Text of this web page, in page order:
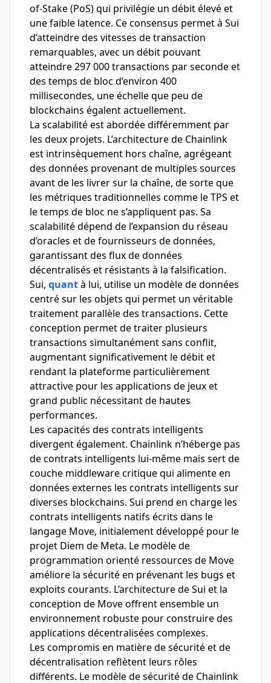
of-Stake (PoS) qui privilégie un débit élevé et
une faible latence. Ce consensus permet à Sui
d’atteindre des vitesses de transaction
remarquables, avec un débit pouvant
atteindre 297 000 transactions par seconde et
des temps de bloc d’environ 400
millisecondes, une échelle que peu de
blockchains égalent actuellement.
La scalabilité est abordée différemment par
les deux projets. L’architecture de Chainlink
est intrinsèquement hors chaîne, agrégeant
des données provenant de multiples sources
avant de les livrer sur la chaîne, de sorte que
les métriques traditionnelles comme le TPS et
le temps de bloc ne s’appliquent pas. Sa
scalabilité dépend de l’expansion du réseau
d’oracles et de fournisseurs de données,
garantissant des flux de données
décentralisés et résistants à la falsification.
Sui, quantà lui, utilise un modèle de données
centré sur les objets qui permet un véritable
traitement parallèle des transactions. Cette
conception permet de traiter plusieurs
transactions simultanément sans conflit,
augmentant significativement le débit et
rendant la plateforme particulièrement
attractive pour les applications de jeux et
grand public nécessitant de hautes
performances.
Les capacités des contrats intelligents
divergent également. Chainlink n’héberge pas
de contrats intelligents lui-même mais sert de
couche middleware critique qui alimente en
données externes les contrats intelligents sur
diverses blockchains. Sui prend en charge les
contrats intelligents natifs écrits dans le
langage Move, initialement développé pour le
projet Diem de Meta. Le modèle de
programmation orienté ressources de Move
améliore la sécurité en prévenant les bugs et
exploits courants. L’architecture de Sui et la
conception de Move offrent ensemble un
environnement robuste pour construire des
applications décentralisées complexes.
Les compromis en matière de sécurité et de
décentralisation reflètent leurs rôles
différents. Le modèle de sécurité de Chainlink